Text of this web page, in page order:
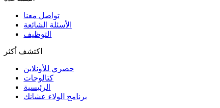
تواصل معنا
الأسئلة الشائعة
التوظيف
اكتشف أكثر
حصري للأونلاين
الرئيسية
برنامج الولاء عشانك